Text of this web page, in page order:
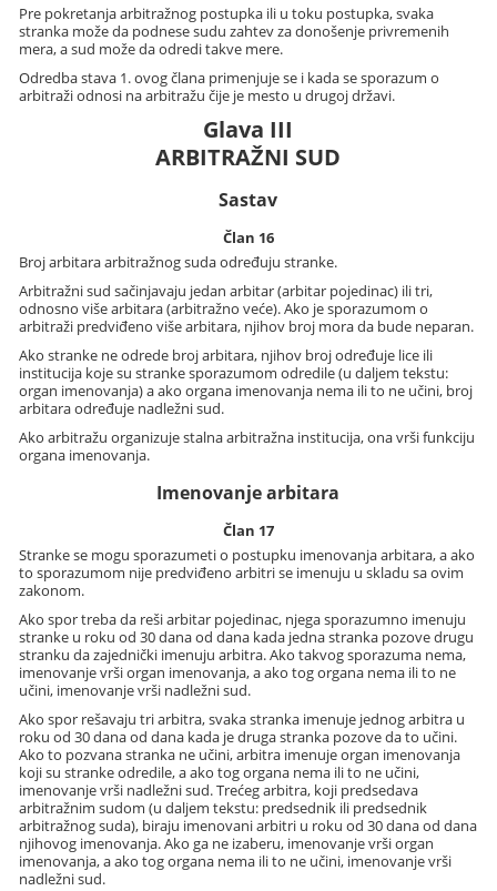
Pre pokretanja arbitražnog postupka ili u toku postupka, svaka
stranka može da podnese sudu zahtev za donošenje privremenih
mera, a sud može da odredi takve mere.
Odredba stava 1. ovog člana primenjuje se i kada se sporazum o
arbitraži odnosi na arbitražu čije je mesto u drugoj državi.
Glava III
ARBITRAŽNI SUD
Sastav
Član 16
Broj arbitara arbitražnog suda određuju stranke.
Arbitražni sud sačinjavaju jedan arbitar (arbitar pojedinac) ili tri,
odnosno više arbitara (arbitražno veće). Ako je sporazumom o
arbitraži predviđeno više arbitara, njihov broj mora da bude neparan.
Ako stranke ne odrede broj arbitara, njihov broj određuje lice ili
institucija koje su stranke sporazumom odredile (u daljem tekstu:
organ imenovanja) a ako organa imenovanja nema ili to ne učini, broj
arbitara određuje nadležni sud.
Ako arbitražu organizuje stalna arbitražna institucija, ona vrši funkciju
organa imenovanja.
Imenovanje arbitara
Član 17
Stranke se mogu sporazumeti o postupku imenovanja arbitara, a ako
to sporazumom nije predviđeno arbitri se imenuju u skladu sa ovim
zakonom.
Ako spor treba da reši arbitar pojedinac, njega sporazumno imenuju
stranke u roku od 30 dana od dana kada jedna stranka pozove drugu
stranku da zajednički imenuju arbitra. Ako takvog sporazuma nema,
imenovanje vrši organ imenovanja, a ako tog organa nema ili to ne
učini, imenovanje vrši nadležni sud.
Ako spor rešavaju tri arbitra, svaka stranka imenuje jednog arbitra u
roku od 30 dana od dana kada je druga stranka pozove da to učini.
Ako to pozvana stranka ne učini, arbitra imenuje organ imenovanja
koji su stranke odredile, a ako tog organa nema ili to ne učini,
imenovanje vrši nadležni sud. Trećeg arbitra, koji predsedava
arbitražnim sudom (u daljem tekstu: predsednik ili predsednik
arbitražnog suda), biraju imenovani arbitri u roku od 30 dana od dana
njihovog imenovanja. Ako ga ne izaberu, imenovanje vrši organ
imenovanja, a ako tog organa nema ili to ne učini, imenovanje vrši
nadležni sud.